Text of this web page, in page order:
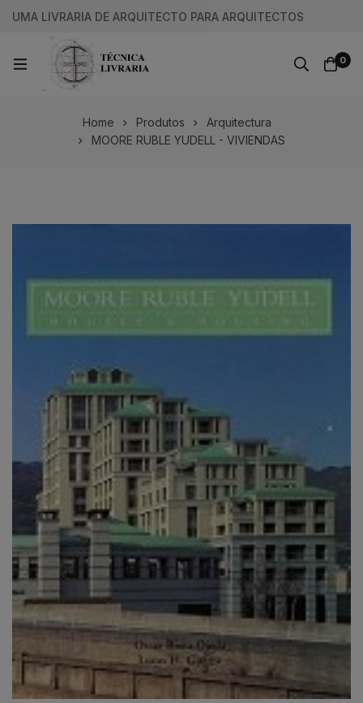
UMA LIVRARIA DE ARQUITECTO PARA ARQUITECTOS
0
Home Produtos
Arquitectura
MOORE RUBLE YUDELL - VIVIENDAS